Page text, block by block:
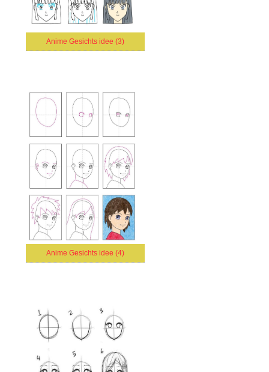
Anime Gesichts idee (3)
Anime Gesichts idee (4)